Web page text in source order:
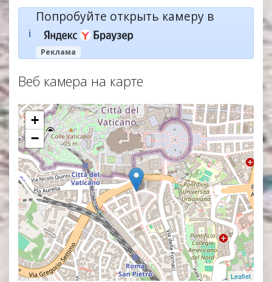
ℹ️
Попробуйте открыть камеру в
Реклама
Веб камера на карте
+
−
Leaflet